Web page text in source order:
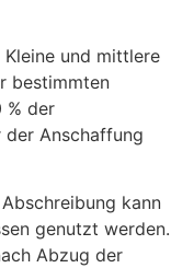
Kleine und mittlere
bestimmten
% der
Anschaffung
kann
genutzt werden.
Abzug der